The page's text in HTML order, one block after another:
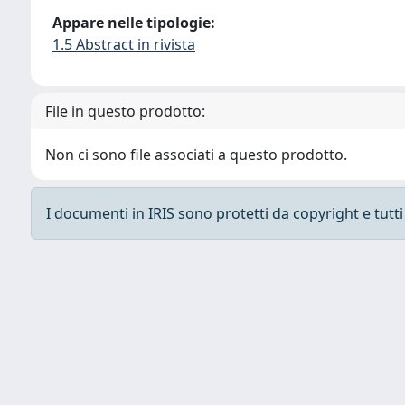
Appare nelle tipologie:
1.5 Abstract in rivista
File in questo prodotto:
Non ci sono file associati a questo prodotto.
I documenti in IRIS sono protetti da copyright e